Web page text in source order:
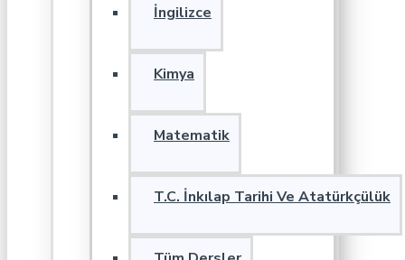
İngilizce
Kimya
Matematik
T.C. İnkılap Tarihi Ve Atatürkçülük